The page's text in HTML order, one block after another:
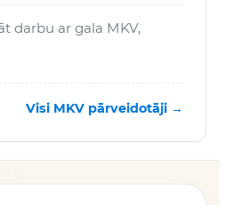
darbu ar gala MKV,
Visi MKV pārveidotāji →